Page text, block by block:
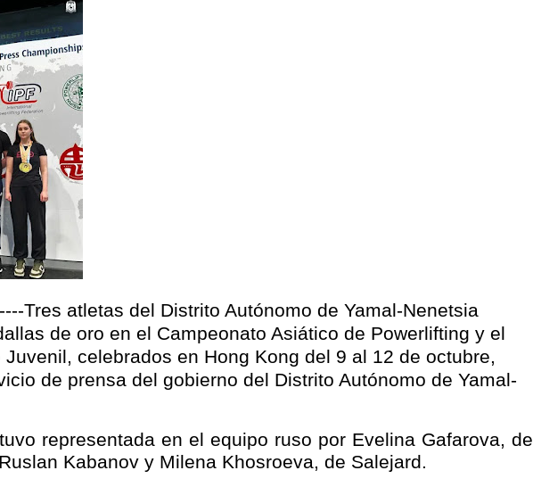
Tres atletas del Distrito Autónomo de Yamal-Nenetsia
de oro en el Campeonato Asiático de Powerlifting y el
Juvenil, celebrados en Hong Kong del 9 al 12 de octubre,
de prensa del gobierno del Distrito Autónomo de Yamal-
representada en el equipo ruso por Evelina Gafarova, de
Kabanov y Milena Khosroeva, de Salejard.